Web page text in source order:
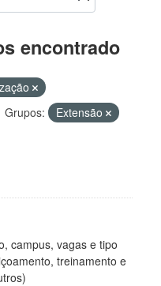
encontrado
Grupos:
Extensão
campus, vagas e tipo
treinamento e